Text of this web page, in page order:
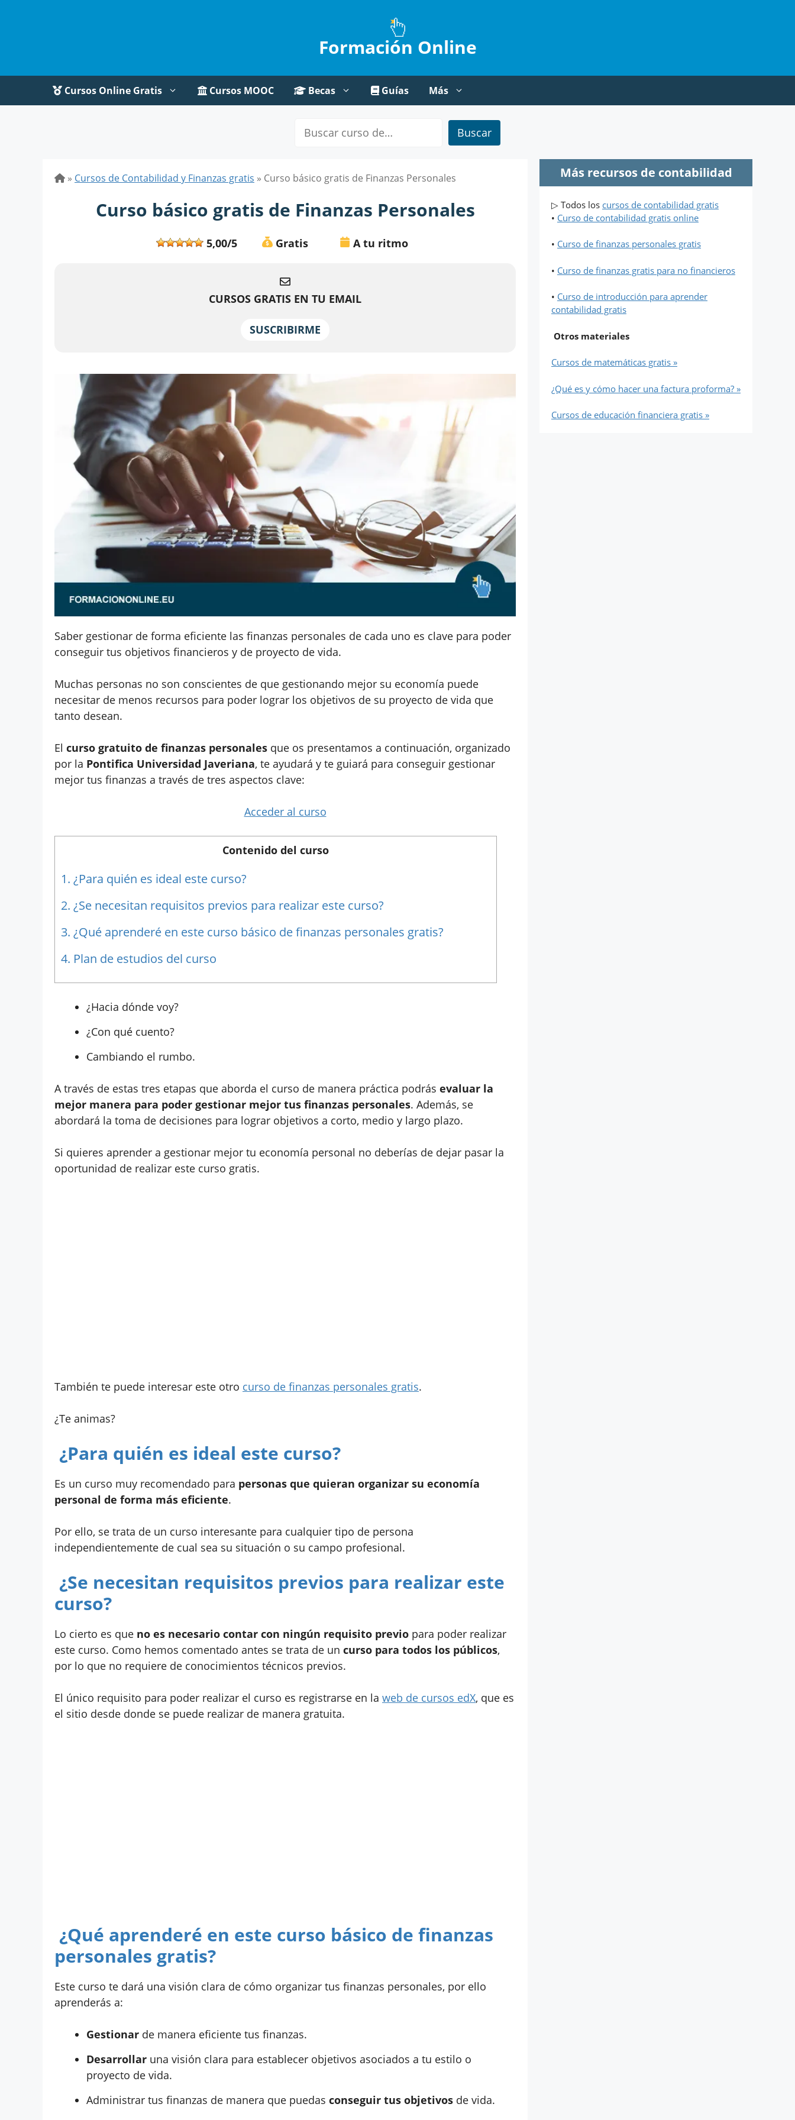
Formación Online
Cursos Online Gratis Cursos MOOC Becas Guías Más
Buscar
» Cursos de Contabilidad y Finanzas gratis » Curso básico gratis de Finanzas Personales
Curso básico gratis de Finanzas Personales
5,00/5 Gratis A tu ritmo
CURSOS GRATIS EN TU EMAIL
SUSCRIBIRME
Saber gestionar de forma eficiente las finanzas personales de cada uno es clave para poder
conseguir tus objetivos financieros y de proyecto de vida.
Muchas personas no son conscientes de que gestionando mejor su economía puede
necesitar de menos recursos para poder lograr los objetivos de su proyecto de vida que
tanto desean.
El curso gratuito de finanzas personales que os presentamos a continuación, organizado
por la Pontifica Universidad Javeriana, te ayudará y te guiará para conseguir gestionar
mejor tus finanzas a través de tres aspectos clave:
Acceder al curso
Contenido del curso
1. ¿Para quién es ideal este curso?
2. ¿Se necesitan requisitos previos para realizar este curso?
3. ¿Qué aprenderé en este curso básico de finanzas personales gratis?
4. Plan de estudios del curso
¿Hacia dónde voy?
¿Con qué cuento?
Cambiando el rumbo.
A través de estas tres etapas que aborda el curso de manera práctica podrás evaluar la
mejor manera para poder gestionar mejor tus finanzas personales. Además, se
abordará la toma de decisiones para lograr objetivos a corto, medio y largo plazo.
Si quieres aprender a gestionar mejor tu economía personal no deberías de dejar pasar la
oportunidad de realizar este curso gratis.
También te puede interesar este otro curso de finanzas personales gratis.
¿Te animas?
¿Para quién es ideal este curso?
Es un curso muy recomendado para personas que quieran organizar su economía
personal de forma más eficiente.
Por ello, se trata de un curso interesante para cualquier tipo de persona
independientemente de cual sea su situación o su campo profesional.
¿Se necesitan requisitos previos para realizar este
curso?
Lo cierto es que no es necesario contar con ningún requisito previo para poder realizar
este curso. Como hemos comentado antes se trata de un curso para todos los públicos,
por lo que no requiere de conocimientos técnicos previos.
El único requisito para poder realizar el curso es registrarse en la web de cursos edX, que es
el sitio desde donde se puede realizar de manera gratuita.
¿Qué aprenderé en este curso básico de finanzas
personales gratis?
Este curso te dará una visión clara de cómo organizar tus finanzas personales, por ello
aprenderás a:
Gestionar de manera eficiente tus finanzas.
Desarrollar una visión clara para establecer objetivos asociados a tu estilo o
proyecto de vida.
Administrar tus finanzas de manera que puedas conseguir tus objetivos de vida.
Más recursos de contabilidad
▷ Todos los cursos de contabilidad gratis
• Curso de contabilidad gratis online
• Curso de finanzas personales gratis
• Curso de finanzas gratis para no financieros
• Curso de introducción para aprender
contabilidad gratis
Otros materiales
Cursos de matemáticas gratis »
¿Qué es y cómo hacer una factura proforma? »
Cursos de educación financiera gratis »